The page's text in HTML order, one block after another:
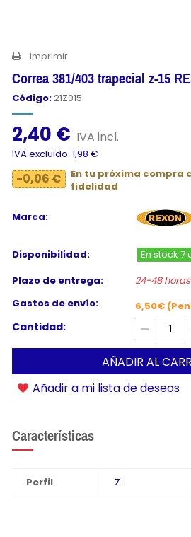
Imprimir
Correa 381/403 trapecial z-15
Código:21Z015
2,40 € IVA incl.
IVA excluido: 1,98 €
-0,06 €
En tu próxima compra
fidelidad
Marca:
Disponibilidad:
En stock 7
Plazo de entrega:
24-48
Gastos de envío:
6,50€
Cantidad:
AÑADIR AL
Añadir a mi lista de deseos
Características
Perfil Z